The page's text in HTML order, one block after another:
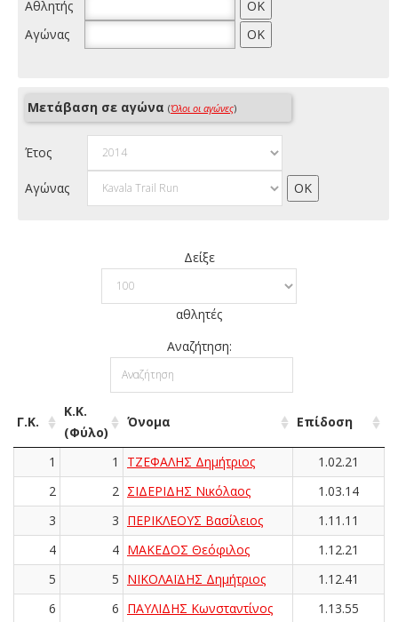
Αθλητής
Αγώνας
Μετάβαση σε αγώνα (Όλοι οι αγώνες)
Έτος
Αγώνας
Δείξε
αθλητές
Αναζήτηση:
Γ.Κ.
Κ.Κ.
(Φύλο)
Όνομα Επίδοση
1 1 ΤΖΕΦΑΛΗΣ Δημήτριος
1.02.21
2
2 ΣΙΔΕΡΙΔΗΣ Νικόλαος
1.03.14
3
3 ΠΕΡΙΚΛΕΟΥΣ Βασίλειος
1.11.11
4
4 ΜΑΚΕΔΟΣ Θεόφιλος
1.12.21
5
5 ΝΙΚΟΛΑΪΔΗΣ Δημήτριος
1.12.41
6
6 ΠΑΥΛΙΔΗΣ Κωνσταντίνος
1.13.55